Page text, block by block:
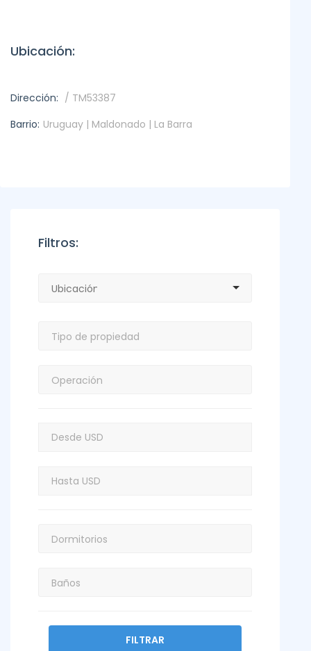
Ubicación:
Dirección: / TM53387
Barrio: Uruguay | Maldonado | La Barra
Filtros:
FILTRAR